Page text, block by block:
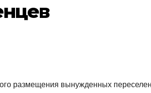
размещения вынужденных